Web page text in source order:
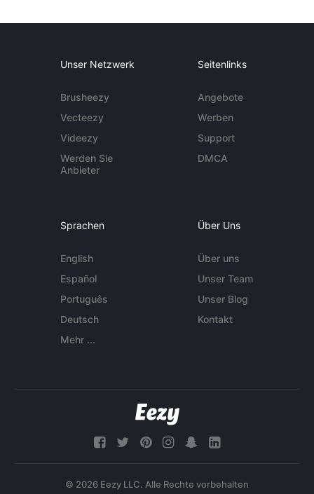
Unser Netzwerk
Brusheezy
Vecteezy
Videezy
Werden Sie
Anbieter
Seitenlinks
Angebote
Werben
Support
DMCA
Sprachen
English
Español
Português
Deutsch
Mehr ...
Über Uns
Über uns
Unser Team
Unser Blog
Kontakt
© 2026 Eezy LLC. Alle Rechte vorbehalten